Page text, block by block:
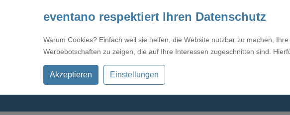
eventano respektiert Ihren Datenschutz
Warum Cookies? Einfach weil sie helfen, die Website nutzbar zu machen,
Werbebotschaften zu zeigen, die auf Ihre Interessen zugeschnitten sind.
Akzeptieren Einstellungen